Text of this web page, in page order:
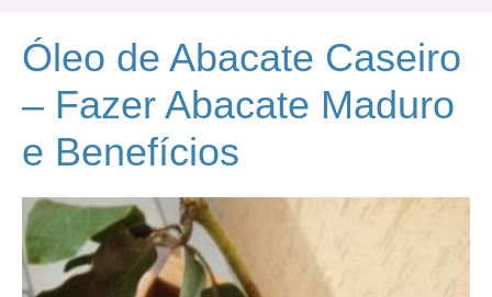
Óleo de Abacate Caseiro
– Fazer Abacate Maduro
e Benefícios